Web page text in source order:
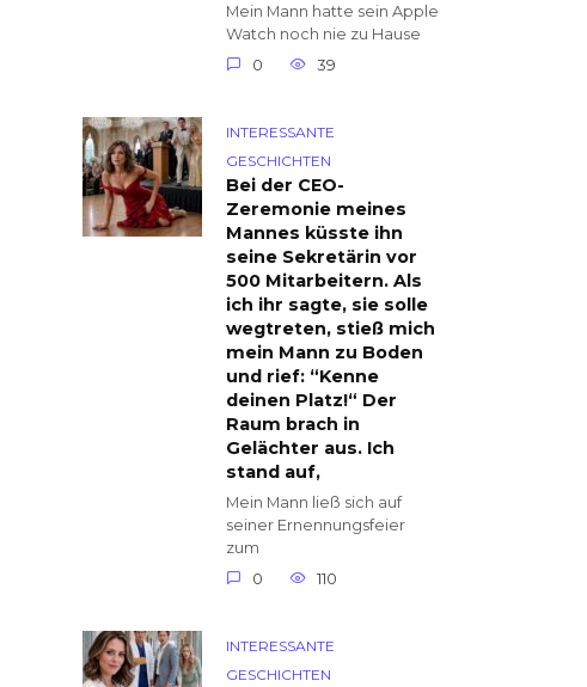
Mein Mann hatte sein Apple
Watch noch nie zu Hause
0
39
INTERESSANTE
GESCHICHTEN
Bei der CEO-
Zeremonie meines
Mannes küsste ihn
seine Sekretärin vor
500 Mitarbeitern. Als
ich ihr sagte, sie solle
wegtreten, stieß mich
mein Mann zu Boden
und rief: “Kenne
deinen Platz!“ Der
Raum brach in
Gelächter aus. Ich
stand auf,
Mein Mann ließ sich auf
seiner Ernennungsfeier
zum
0
110
INTERESSANTE
GESCHICHTEN